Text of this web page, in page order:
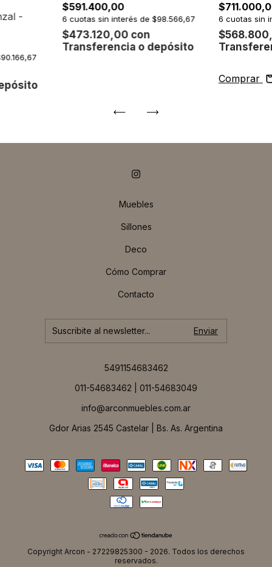
-
$591.400,00
$473.120,00 con
Transferencia o depósito
6 cuotas sin interés de $98.566,67 6 cuotas sin
Comprar
Muebles
Sillones
Deco
Cómo Comprar
Contacto
5491154683462
011-54683462 | 011-54683049
info@arconmuebles.com.ar
Gdor Arias 2545 Castelar | Bs. As. Argentina
Copyright Arcon - 27229825300 - 2026. Todos los derechos
reservados.